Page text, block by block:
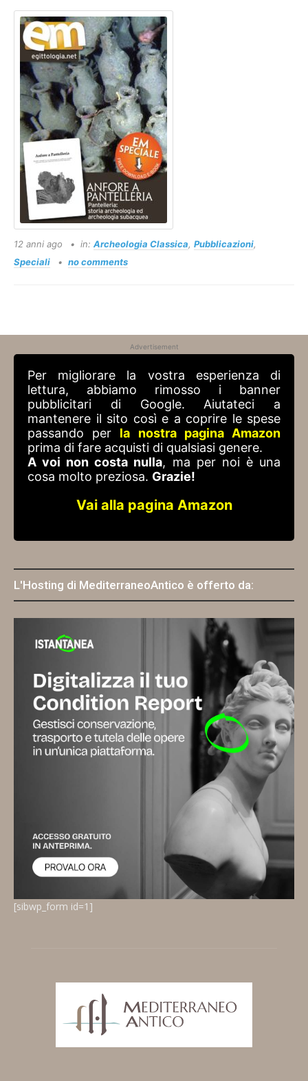
12 anni ago in: Archeologia Classica, Pubblicazioni,
Speciali
no comments
Advertisement
Per migliorare la vostra esperienza di
lettura, abbiamo rimosso i banner
pubblicitari di Google. Aiutateci a
mantenere il sito così e a coprire le spese
passando per la nostra pagina Amazon
prima di fare acquisti di qualsiasi genere.
A voi non costa nulla, ma per noi è una
cosa molto preziosa. Grazie!
Vai alla pagina Amazon
L'Hosting di MediterraneoAntico è offerto da:
[sibwp_form id=1]